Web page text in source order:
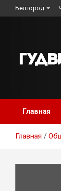
to
Белгород
Главная
Главная